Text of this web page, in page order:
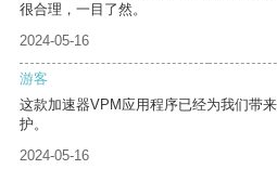
很合理，一目了然。
2024-05-16
游客
这款加速器VPM应用程序已经为我们带
护。
2024-05-16